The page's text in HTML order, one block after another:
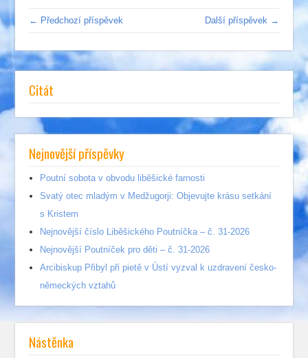
← Předchozí příspěvek Další příspěvek →
Citát
Nejnovější příspěvky
Poutní sobota v obvodu liběšické farnosti
Svatý otec mladým v Medžugorji: Objevujte krásu setkání
s Kristem
Nejnovější číslo Liběšického Poutníčka – č. 31-2026
Nejnovější Poutníček pro děti – č. 31-2026
Arcibiskup Přibyl při pietě v Ústí vyzval k uzdravení česko-
německých vztahů
Nástěnka